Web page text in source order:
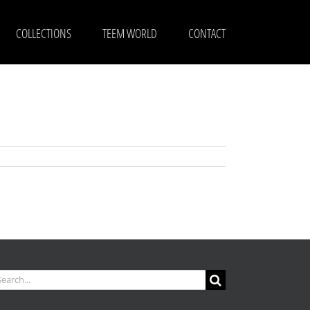
COLLECTIONS TEEM WORLD CONTACT